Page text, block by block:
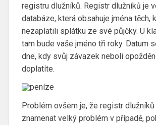
registru dlužníků. Registr dlužníků je
databáze, která obsahuje jména těch,
nezaplatili splátku ze své půjčky. U
tam bude vaše jméno tři roky. Datum
dne, kdy svůj závazek neboli
doplatíte.
Problém ovšem je, že registr
znamenat velký problém v případě,